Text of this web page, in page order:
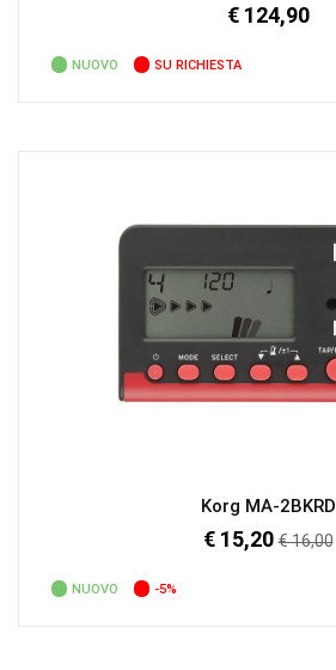
€ 124,90
NUOVO SU RICHIESTA
Korg MA-2BKRD
€ 15,20Prezzo
€ 16,00
NUOVO -5%